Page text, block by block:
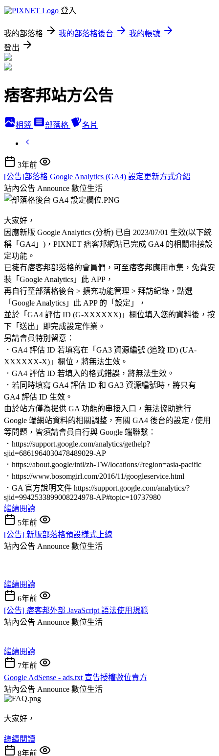
登入
我的部落格 我的部落格後台
我的帳號
登出
痞客邦站方公告
相簿 部落格 名片
3年前
[公告]部落格 Google Analytics (GA4) 設定更新方式介紹
站內公告 Announce 數位生活
大家好，
因應新版 Google Analytics (分析) 已自 2023/07/01 生效(以下統
稱「GA4」)，PIXNET 痞客邦網站已完成 GA4 的相關串接設
定功能。
已擁有痞客邦部落格的會員們，可至痞客邦應用市集，免費安
裝「Google Analytics」此 APP，
再自行至部落格後台 > 擴充功能管理 > 拜訪紀錄，點選
「Google Analytics」此 APP 的「設定」，
並於「GA4 評估 ID (G-XXXXXX)」欄位填入您的資料後，按
下「送出」即完成設定作業。
另請會員特別留意：
．GA4 評估 ID 若填寫在「GA3 資源編號 (追蹤 ID) (UA-
XXXXXX-X)」欄位，將無法生效。
．GA4 評估 ID 若填入的格式錯誤，將無法生效。
．若同時填寫 GA4 評估 ID 和 GA3 資源編號時，將只有
GA4 評估 ID 生效。
由於站方僅為提供 GA 功能的串接入口，無法協助進行
Google 端網站資料的相關調整，有關 GA4 後台的設定 / 使用
等問題，皆須請會員自行與 Google 端聯繫：
．https://support.google.com/analytics/gethelp?
sjid=6861964030478489029-AP
．https://about.google/intl/zh-TW/locations/?region=asia-pacific
．https://www.bosomgirl.com/2016/11/googleservice.html
．GA 官方說明文件 https://support.google.com/analytics/?
sjid=9942533899008224978-AP#topic=10737980
繼續閱讀
5年前
[公告] 新版部落格預設樣式上線
站內公告 Announce 數位生活
繼續閱讀
6年前
[公告] 痞客邦外部 JavaScript 語法使用規範
站內公告 Announce 數位生活
繼續閱讀
7年前
Google AdSense - ads.txt 宣告授權數位賣方
站內公告 Announce 數位生活
大家好，
繼續閱讀
8年前